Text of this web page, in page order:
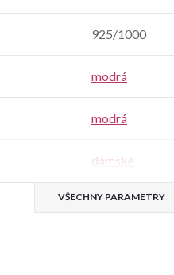
925/1000
modrá
modrá
dámské
VŠECHNY PARAMETRY